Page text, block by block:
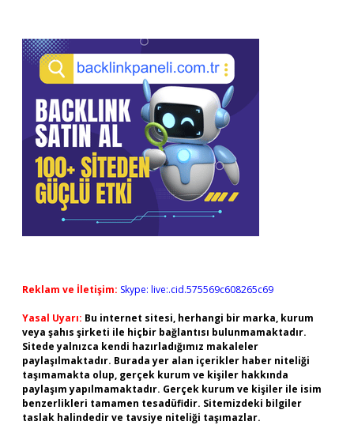
Reklam ve İletişim: Skype: live:.cid.575569c608265c69
Yasal Uyarı: Bu internet sitesi, herhangi bir marka, kurum
veya şahıs şirketi ile hiçbir bağlantısı bulunmamaktadır.
Sitede yalnızca kendi hazırladığımız makaleler
paylaşılmaktadır. Burada yer alan içerikler haber niteliği
taşımamakta olup, gerçek kurum ve kişiler hakkında
paylaşım yapılmamaktadır. Gerçek kurum ve kişiler ile isim
benzerlikleri tamamen tesadüfidir. Sitemizdeki bilgiler
taslak halindedir ve tavsiye niteliği taşımazlar.